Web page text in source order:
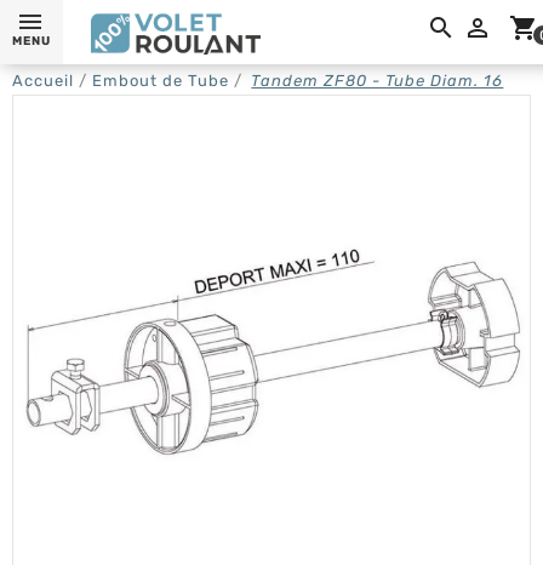
 shopping_cart
MENU
Accueil Embout de Tube Tandem ZF80 - Tube Diam. 16